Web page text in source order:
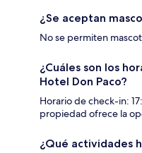
¿Se aceptan
No se permiten
¿Cuáles son los
Hotel Don Paco?
Horario de check-in:
propiedad ofrece la
¿Qué actividades